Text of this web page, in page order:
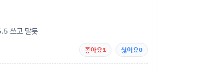
쓰고 말듯
좋아요1 싫어요0